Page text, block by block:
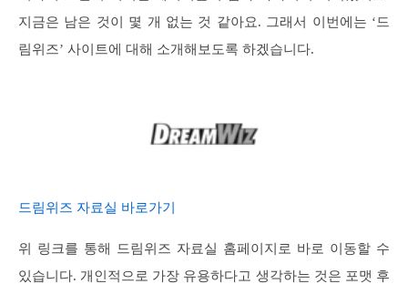
지금은 남은 것이 몇 개 없는 것 같아요. 그래서 이번에는 ‘드
림위즈’ 사이트에 대해 소개해보도록 하겠습니다.
드림위즈 자료실 바로가기
위 링크를 통해 드림위즈 자료실 홈페이지로 바로 이동할 수
있습니다. 개인적으로 가장 유용하다고 생각하는 것은 포맷 후